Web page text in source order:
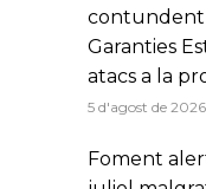
contundent
Garanties
atacs a la
5 d'agost de 2026
Foment